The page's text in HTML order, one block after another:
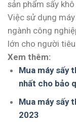
sản phẩm sấy
Việc sử dụng
ngành công
lớn cho người
Xem thêm:
Mua máy sấy
nhất cho bảo
Mua máy sấy
2023